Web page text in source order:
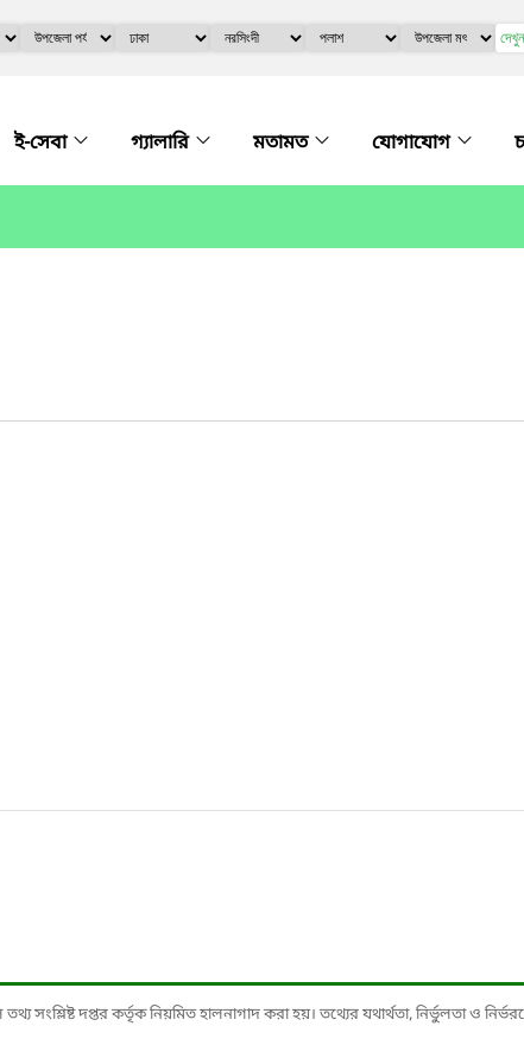
দেখুন
ই-সেবা গ্যালারি মতামত যোগাযোগ
সংশ্লিষ্ট দপ্তর কর্তৃক নিয়মিত হালনাগাদ করা হয়। তথ্যের যথার্থতা, নির্ভুলতা ও